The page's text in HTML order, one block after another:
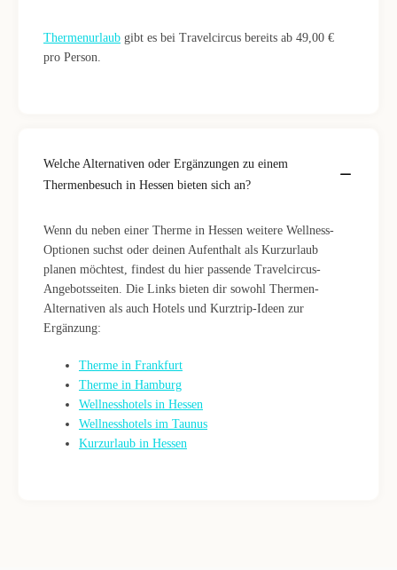
Thermenurlaub gibt es bei Travelcircus bereits ab 49,00 €
pro Person.
Welche Alternativen oder Ergänzungen zu einem
Thermenbesuch in Hessen bieten sich an?
Wenn du neben einer Therme in Hessen weitere Wellness-
Optionen suchst oder deinen Aufenthalt als Kurzurlaub
planen möchtest, findest du hier passende Travelcircus-
Angebotsseiten. Die Links bieten dir sowohl Thermen-
Alternativen als auch Hotels und Kurztrip-Ideen zur
Ergänzung:
Therme in Frankfurt
Therme in Hamburg
Wellnesshotels in Hessen
Wellnesshotels im Taunus
Kurzurlaub in Hessen